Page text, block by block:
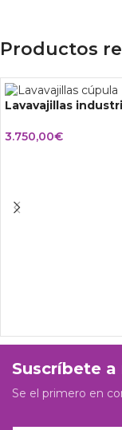
Productos
Lavavajillas
3.750,00€
Suscríbete
Se el primero en